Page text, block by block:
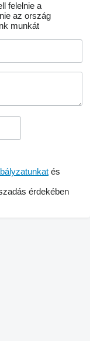
felelnie a
az ország
munkát
és
érdekében